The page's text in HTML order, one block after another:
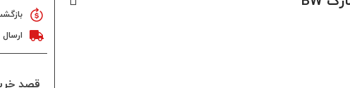
بازگشت
قصد